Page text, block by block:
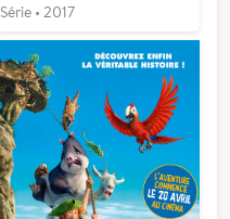
Série • 2017